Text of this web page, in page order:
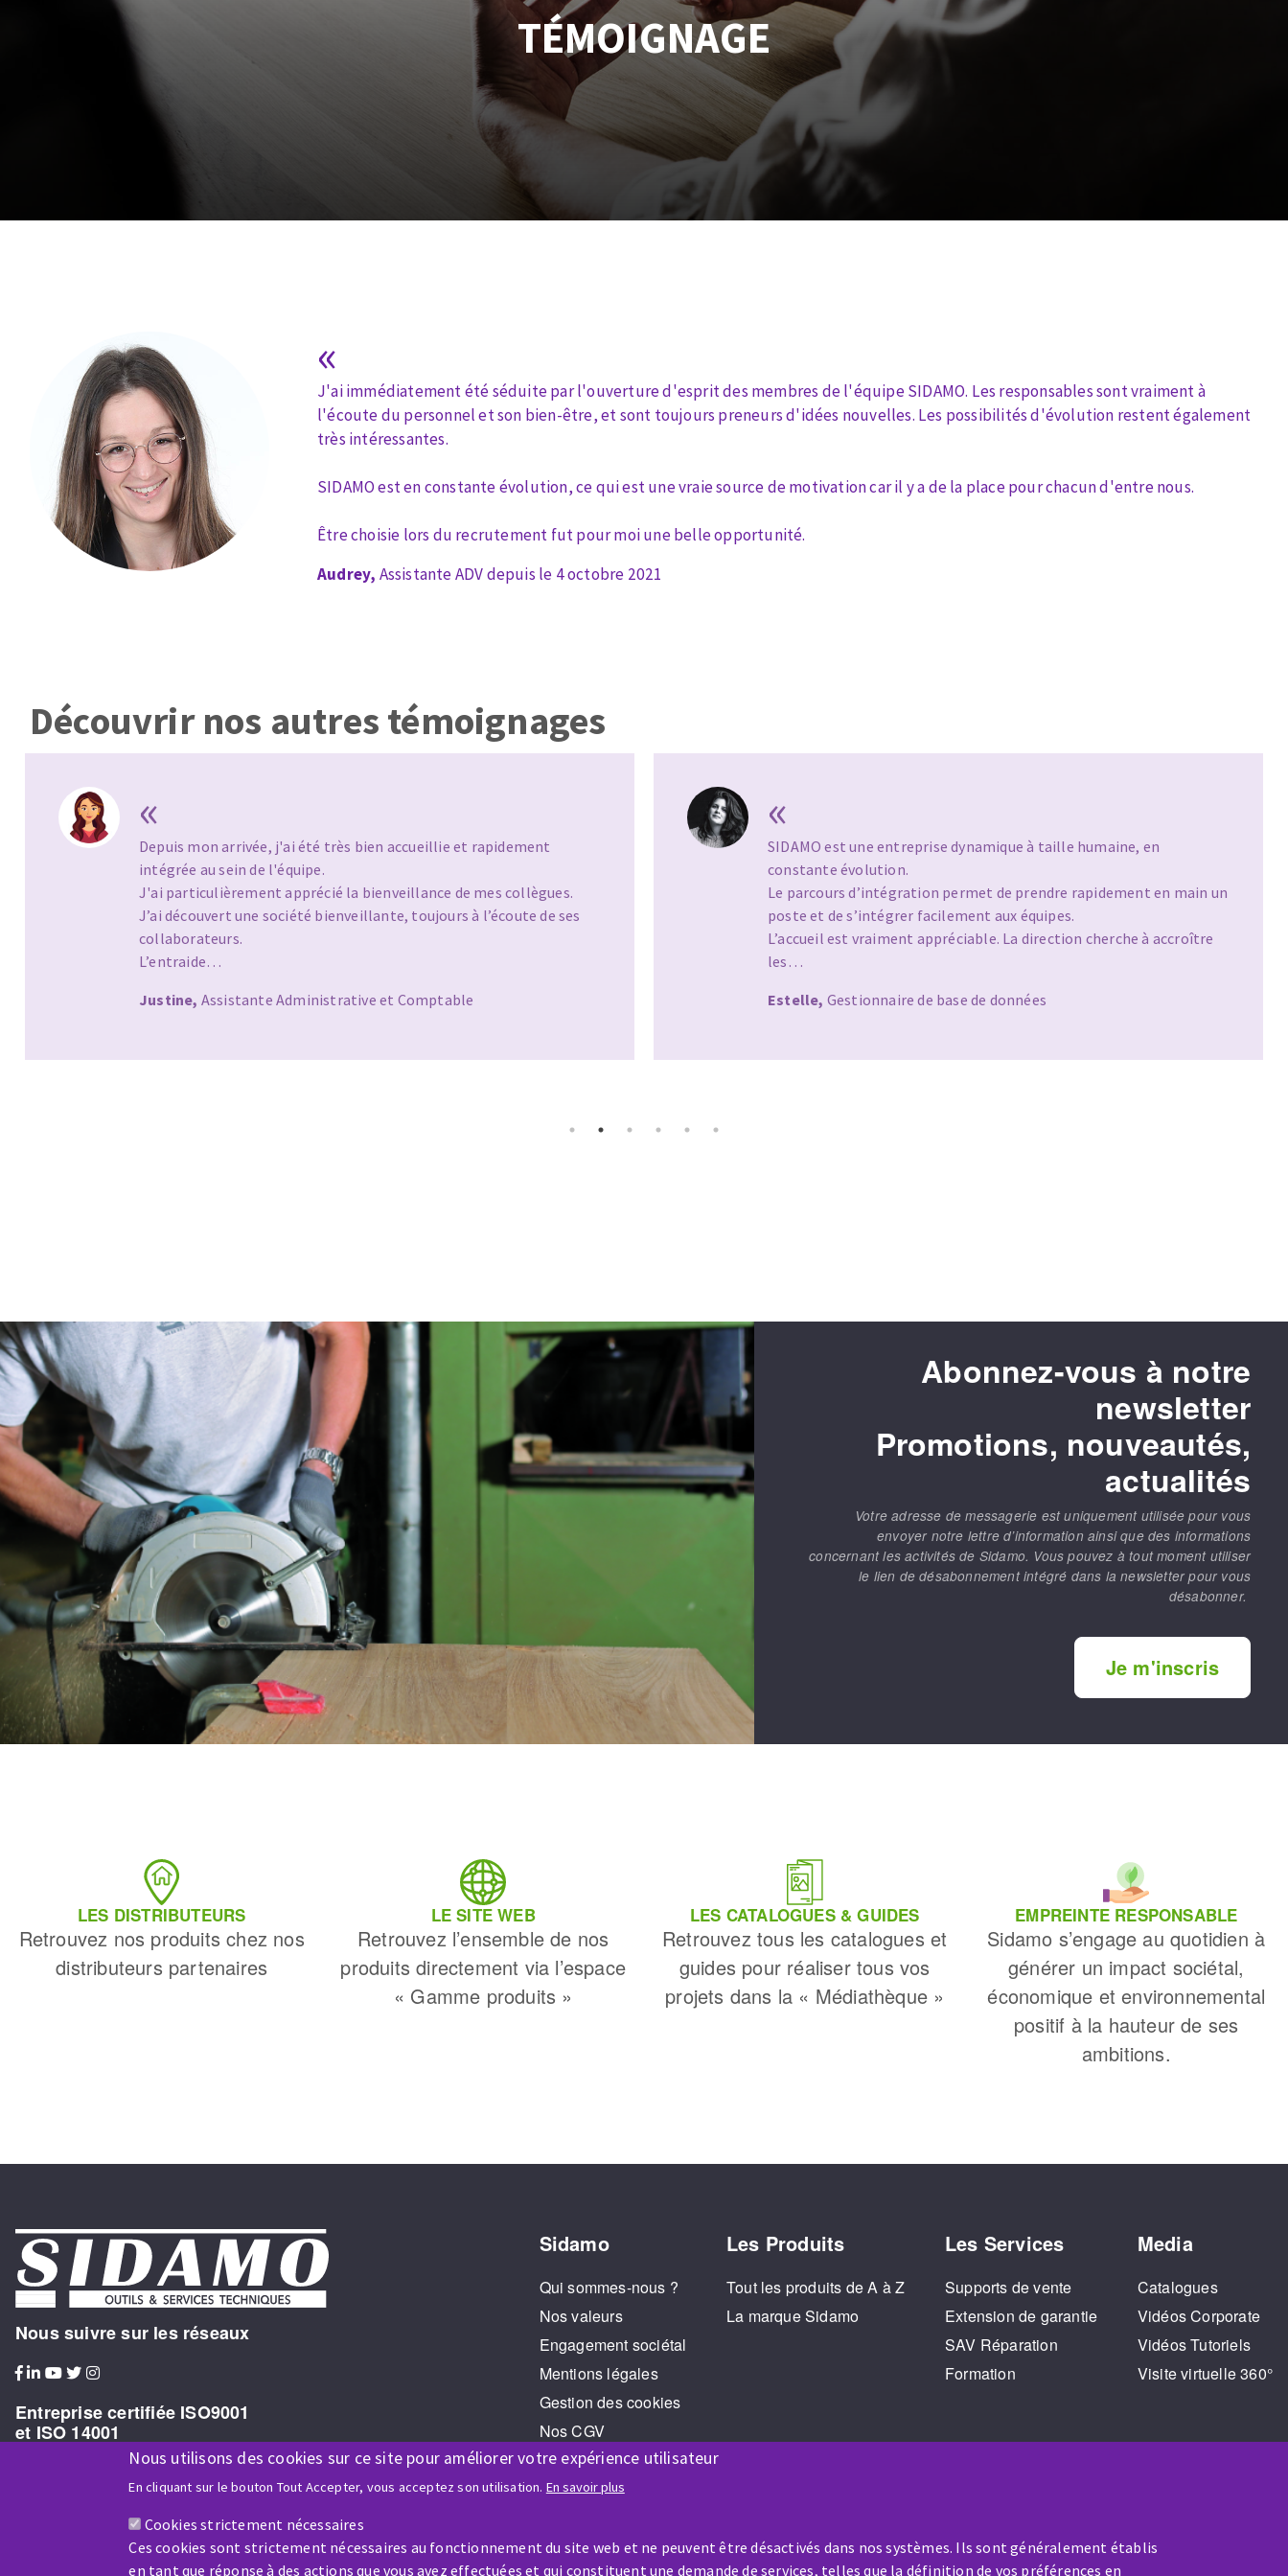
Nous utilisons des cookies sur ce site pour améliorer votre expérience utilisateur
En cliquant sur le bouton Tout Accepter, vous acceptez son utilisation. En savoir plus
Cookies strictement nécessaires
Ces cookies sont strictement nécessaires au fonctionnement du site web et ne peuvent être désactivés dans nos systèmes. Ils sont généralement établis
en tant que réponse à des actions que vous avez effectuées et qui constituent une demande de services, telles que la définition de vos préférences en
Scies de table
Système grands formats
Roues diamantées à profil
Disques à lamelles diamantés
Système auto-nivelant à cale
Système auto-nivelant à vis
Pose des joints
Nettoyage
ABRASIFS APPLIQUÉS
Feuilles 230 x 280 mm
Cales à poncer et patins
Plateaux supports
Eponges abrasive
DISQUES ABRASIFS TRAITEMENT DE SURFACE
Meules sur tige
Brosses
Affuteurs de forets
Tables
Rubans
TÉMOIGNAGE
«
J'ai immédiatement été séduite par l'ouverture d'esprit des membres de l'équipe SIDAMO. Les responsables sont vraiment à
l'écoute du personnel et son bien-être, et sont toujours preneurs d'idées nouvelles. Les possibilités d'évolution restent également
très intéressantes.
SIDAMO est en constante évolution, ce qui est une vraie source de motivation car il y a de la place pour chacun d'entre nous.
Être choisie lors du recrutement fut pour moi une belle opportunité.
Audrey, Assistante ADV depuis le 4 octobre 2021
Découvrir nos autres témoignages
«
Depuis mon arrivée, j'ai été très bien accueillie et rapidement
intégrée au sein de l'équipe.
J'ai particulièrement apprécié la bienveillance de mes collègues.
J’ai découvert une société bienveillante, toujours à l’écoute de ses
collaborateurs.
L’entraide…
Justine, Assistante Administrative et Comptable
«
SIDAMO est une entreprise dynamique à taille humaine, en
constante évolution.
Le parcours d’intégration permet de prendre rapidement en main un
poste et de s’intégrer facilement aux équipes.
L’accueil est vraiment appréciable. La direction cherche à accroître
les…
Estelle, Gestionnaire de base de données
Abonnez-vous à notre
newsletter
Promotions, nouveautés,
actualités
Votre adresse de messagerie est uniquement utilisée pour vous
envoyer notre lettre d’information ainsi que des informations
concernant les activités de Sidamo. Vous pouvez à tout moment utiliser
le lien de désabonnement intégré dans la newsletter pour vous
désabonner.
Je m'inscris
LES DISTRIBUTEURS
Retrouvez nos produits chez nos
distributeurs partenaires
LE SITE WEB
Retrouvez l’ensemble de nos
produits directement via l’espace
« Gamme produits »
LES CATALOGUES & GUIDES
Retrouvez tous les catalogues et
guides pour réaliser tous vos
projets dans la « Médiathèque »
EMPREINTE RESPONSABLE
Sidamo s’engage au quotidien à
générer un impact sociétal,
économique et environnemental
positif à la hauteur de ses
ambitions.
Nous suivre sur les réseaux
Entreprise certifiée ISO9001
et ISO 14001
Entreprise bénéficiaire du soutien financier de :
Sidamo
Qui sommes-nous ?
Nos valeurs
Engagement sociétal
Mentions légales
Gestion des cookies
Nos CGV
RGPD
Jeux Concours
Les Produits
Tout les produits de A à Z
La marque Sidamo
Les Services
Supports de vente
Extension de garantie
SAV Réparation
Formation
Media
Catalogues
Vidéos Corporate
Vidéos Tutoriels
Visite virtuelle 360°